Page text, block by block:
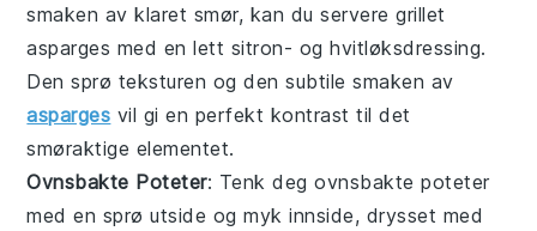
smaken avklaret smør, kan du serveregrillet
asparges med en lett sitron- og hvitløksdressing.
Den sprø teksturen og den subtile smaken av
asparges vil gi en perfekt kontrast til det
smøraktige elementet.
Ovnsbakte Poteter: Tenk degovnsbakte poteter
med en sprø utside og myk innside, drysset med